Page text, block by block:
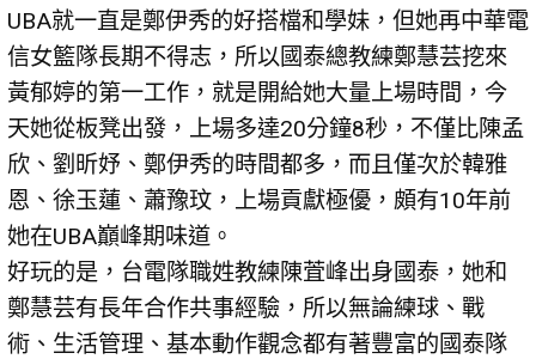
UBA就一直是鄭伊秀的好搭檔和學妹，但她再中華電
信女籃隊長期不得志，所以國泰總教練鄭慧芸挖來
黃郁婷的第一工作，就是開給她大量上場時間，今
天她從板凳出發，上場多達20分鐘8秒，不僅比陳孟
欣、劉昕妤、鄭伊秀的時間都多，而且僅次於韓雅
恩、徐玉蓮、蕭豫玟，上場貢獻極優，頗有10年前
她在UBA巔峰期味道。
好玩的是，台電隊職姓教練陳萓峰出身國泰，她和
鄭慧芸有長年合作共事經驗，所以無論練球、戰
術、生活管理、基本動作觀念都有著豐富的國泰隊